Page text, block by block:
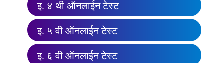
इ. ४ थी ऑनलाईन टेस्ट
इ. ५ वी ऑनलाईन टेस्ट
इ. ६ वी ऑनलाईन टेस्ट